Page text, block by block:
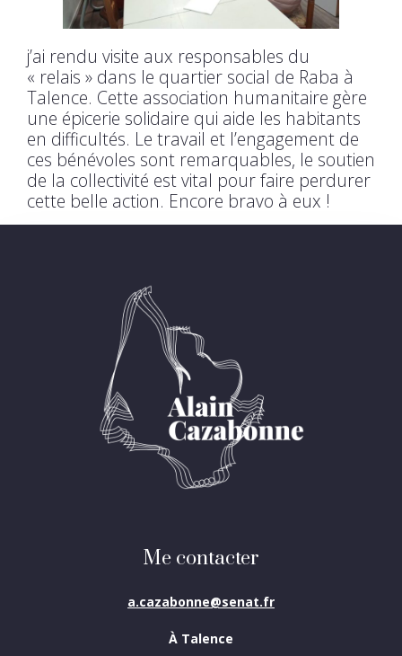
j’ai rendu visite aux responsables du
« relais » dans le quartier social de Raba à
Talence. Cette association humanitaire gère
une épicerie solidaire qui aide les habitants
en difficultés. Le travail et l’engagement de
ces bénévoles sont remarquables, le soutien
de la collectivité est vital pour faire perdurer
cette belle action. Encore bravo à eux !
Me contacter
a.cazabonne@senat.fr
À Talence